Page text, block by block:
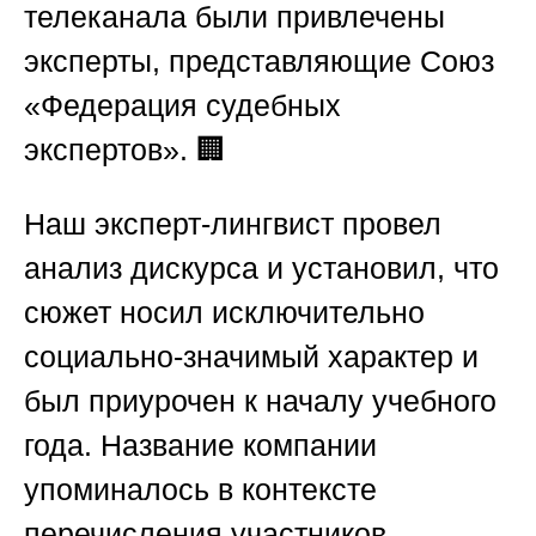
телеканала были привлечены
эксперты, представляющие Союз
«Федерация судебных
экспертов». 🏢
Наш эксперт-лингвист провел
анализ дискурса и установил, что
сюжет носил исключительно
социально-значимый характер и
был приурочен к началу учебного
года. Название компании
упоминалось в контексте